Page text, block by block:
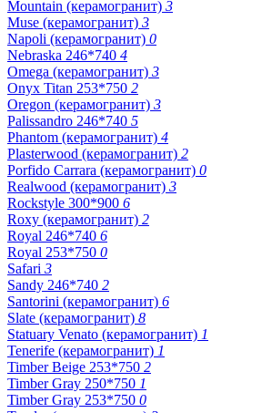
Mountain (керамогранит) 3
Muse (керамогранит) 3
Napoli (керамогранит) 0
Nebraska 246*740 4
Omega (керамогранит) 3
Onyx Titan 253*750 2
Oregon (керамогранит) 3
Palissandro 246*740 5
Phantom (керамогранит) 4
Plasterwood (керамогранит) 2
Porfido Carrara (керамогранит) 0
Realwood (керамогранит) 3
Rockstyle 300*900 6
Roxy (керамогранит) 2
Royal 246*740 6
Royal 253*750 0
Safari 3
Sandy 246*740 2
Santorini (керамогранит) 6
Slate (керамогранит) 8
Statuary Venato (керамогранит) 1
Tenerife (керамогранит) 1
Timber Beige 253*750 2
Timber Gray 250*750 1
Timber Gray 253*750 0